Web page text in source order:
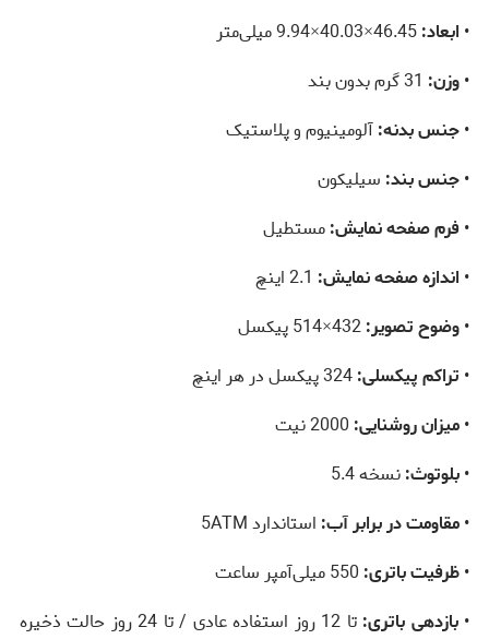
• ابعاد:
•وزن:
•جنس بدنه:آلومینیوم و پلاستیک
•جنس بند: سیلیکون
•فرم صفحه نمایش:مستطیل
• اندازه صفحه نمایش:
•وضوح تصویر:
• تراکم پیکسلی:
•میزان روشنایی:
•بلوتوث:نسخه 5.4
•مقاومت در برابر آب: استاندارد 5ATM
•ظرفیت باتری:
•بازدهی باتری:
تا 12 روز استفاده عادی / تا 24 روز حالت ذخیره